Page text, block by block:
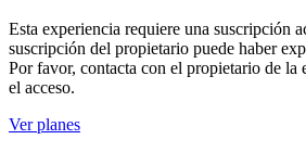
Esta experiencia requiere una suscripción
suscripción del propietario puede haber
Por favor, contacta con el propietario de la
el acceso.
Ver planes